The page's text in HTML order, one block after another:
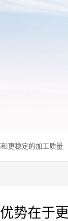
更稳定的加工质量
势在于